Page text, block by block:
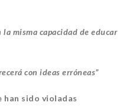
misma capacidad de educar
con ideas erróneas”
han sido violadas